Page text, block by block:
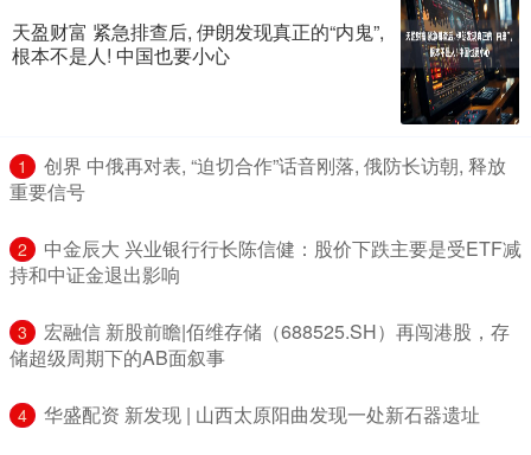
天盈财富 紧急排查后, 伊朗发现真正的“内鬼”,
根本不是人! 中国也要小心
1
​创界 中俄再对表, “迫切合作”话音刚落, 俄防长访朝, 释放
重要信号
2
​中金辰大 兴业银行行长陈信健：股价下跌主要是受ETF减
持和中证金退出影响
3
​宏融信 新股前瞻|佰维存储（688525.SH）再闯港股，存
储超级周期下的AB面叙事
4 ​华盛配资 新发现 | 山西太原阳曲发现一处新石器遗址